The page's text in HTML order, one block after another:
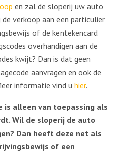
en zal de sloperij uw auto
verkoop aan een particulier
of de kentekencard
overhandigen aan de
kwijt? Dan is dat geen
aanvragen en ook de
informatie vind u hier.
is alleen van toepassing als
Wil de sloperij de auto
Dan heeft deze net als
of een